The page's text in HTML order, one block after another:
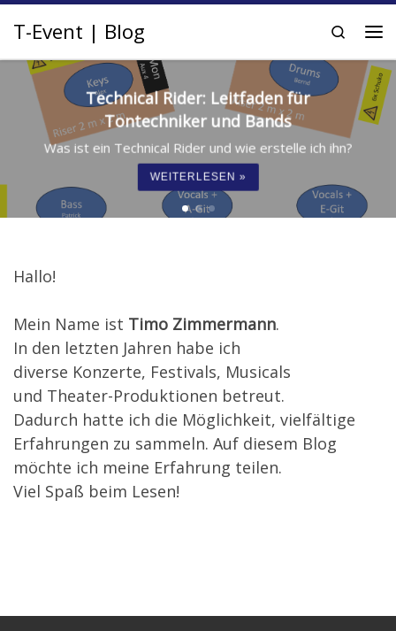
Zum Inhalt springen
T-Event | Blog
Search
Technical Rider: Leitfaden für
Tontechniker und Bands
Was ist ein Technical Rider und wie erstelle ich ihn?
WEITERLESEN »
Hallo!
Mein Name ist Timo Zimmermann.
In den letzten Jahren habe ich
diverse Konzerte, Festivals, Musicals
und Theater-Produktionen betreut.
Dadurch hatte ich die Möglichkeit, vielfältige
Erfahrungen zu sammeln. Auf diesem Blog
möchte ich meine Erfahrung teilen.
Viel Spaß beim Lesen!